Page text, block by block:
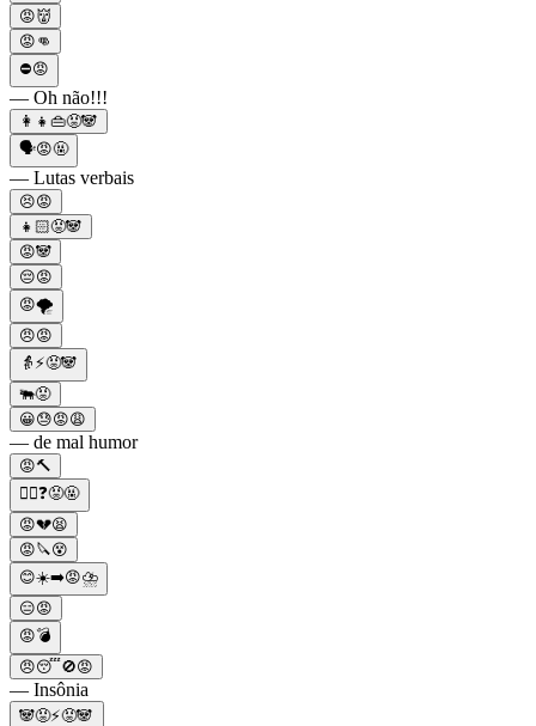
😡👹
😡👊
⛔😡
— Oh não!!!
👩‍👧👜😡🐼
🗣😡🤬
— Lutas verbais
😣😡
👧🏻😡🐼
😡🐼
😔😡
😡🌪️
😠😡
👵⚡😡🐼
🐃😡
😀😓😡😩
— de mal humor
😡🔨
🤷‍♀❓😡🤬
😡💔😫
😡🔪😵
😊☀️➡️😡⛈
😑😡
😡💣
😠😴🚫😡
— Insônia
🐼😡⚡😡🐼